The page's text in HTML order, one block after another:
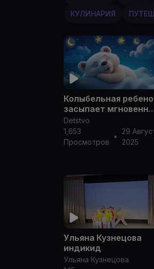
КУЛИНАРИЯ
Колыбельная
засыпает мгновенно
В течение 1 Минуты
😴 Колыбельная
Моцарта для
детского сна №5
Detstvo
1,653
Просмотров
•
29
2025
Ульяна Кузнецова
индикид
Ульяна Кузнецова